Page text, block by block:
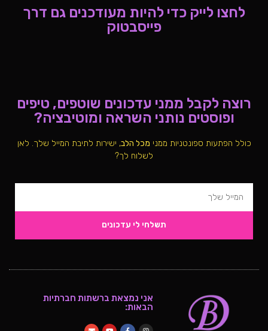
לחצו לייק כדי להיות מעודכנים גם דרך
פייסבטוק
רוצה לקבל ממני עדכונים שוטפים, טיפים
ופוסטים נותני השראה ומוטיבציה?
כולל הפתעות ספונטניות ממני מכל הלב, ישירות לתיבת המייל שלך. לאן
לשלוח לך?
תשלחי לי עדכונים
אני נמצאת ברשתות חברתיות
הבאות: